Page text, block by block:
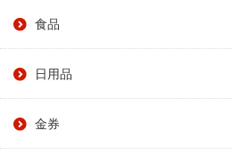
食品
日用品
金券